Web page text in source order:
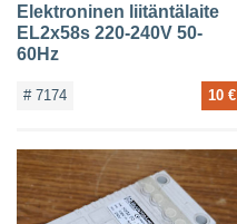
Elektroninen liitäntälaite
EL2x58s 220-240V 50-
60Hz
# 7174 10 €